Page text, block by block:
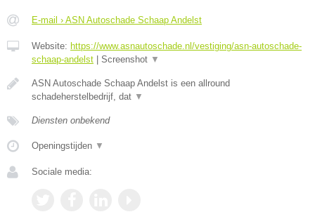
E-mail › ASN Autoschade Schaap Andelst
Website: https://www.asnautoschade.nl/vestiging/asn-autoschade-
schaap-andelst
Screenshot ▼
ASN Autoschade Schaap Andelst is een allround
schadeherstelbedrijf, dat ▼
Diensten onbekend
Openingstijden ▼
Sociale media: